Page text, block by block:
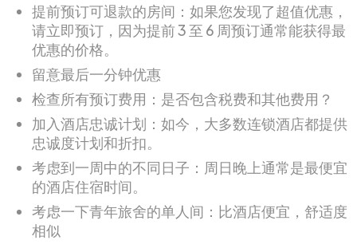
提前预订可退款的房间：如果您发现了超值优惠，
请立即预订，因为提前 3 至 6 周预订通常能获得最
优惠的价格。
留意最后一分钟优惠
检查所有预订费用：是否包含税费和其他费用？
加入酒店忠诚计划：如今，大多数连锁酒店都提供
忠诚度计划和折扣。
考虑到一周中的不同日子：周日晚上通常是最便宜
的酒店住宿时间。
考虑一下青年旅舍的单人间：比酒店便宜，舒适度
相似